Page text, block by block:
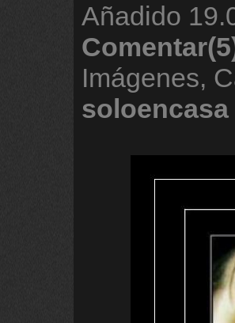
Añadido
Imágenes,
soloencasa